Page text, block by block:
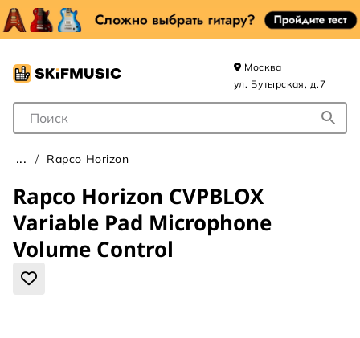
Поле для Поиска
Москва
ул. Бутырская, д.7
Rapco Horizon
Rapco Horizon CVPBLOX
Variable Pad Microphone
Volume Control